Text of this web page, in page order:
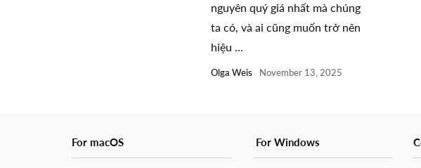
nguyên quý giá nhất mà chúng
ta có, và ai cũng muốn trở nên
hiệu ...
Olga Weis November 13, 2025
For macOS For Windows